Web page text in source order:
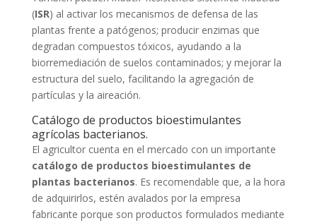
(ISR) al activar los mecanismos de defensa de las
plantas frente a patógenos; producir enzimas que
degradan compuestos tóxicos, ayudando a la
biorremediación de suelos contaminados; y mejorar la
estructura del suelo, facilitando la agregación de
partículas y la aireación.
Catálogo de productos bioestimulantes
agrícolas bacterianos.
El agricultor cuenta en el mercado con un importante
catálogo de productos bioestimulantes de
plantas bacterianos. Es recomendable que, a la hora
de adquirirlos, estén avalados por la empresa
fabricante porque son productos formulados mediante